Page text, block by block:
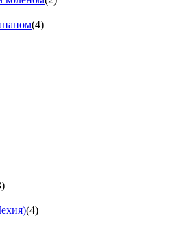
(4)
(4)